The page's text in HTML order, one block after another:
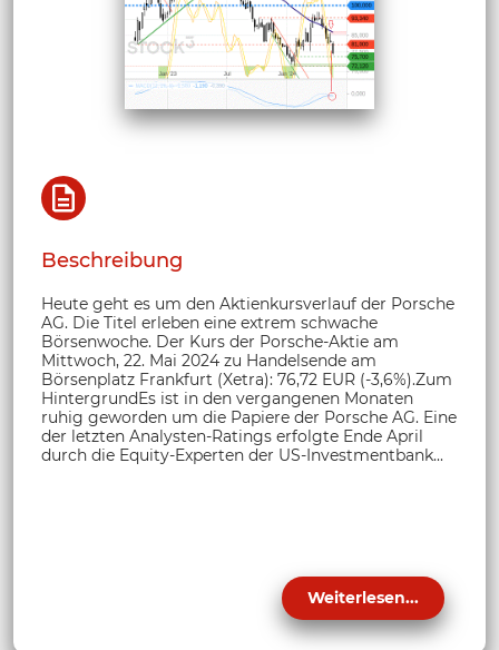
Beschreibung
Heute geht es um den Aktienkursverlauf der Porsche
AG. Die Titel erleben eine extrem schwache
Börsenwoche. Der Kurs der Porsche-Aktie am
Mittwoch, 22. Mai 2024 zu Handelsende am
Börsenplatz Frankfurt (Xetra): 76,72 EUR (-3,6%).Zum
HintergrundEs ist in den vergangenen Monaten
ruhig geworden um die Papiere der Porsche AG. Eine
der letzten Analysten-Ratings erfolgte Ende April
durch die Equity-Experten der US-Investmentbank...
Weiterlesen...